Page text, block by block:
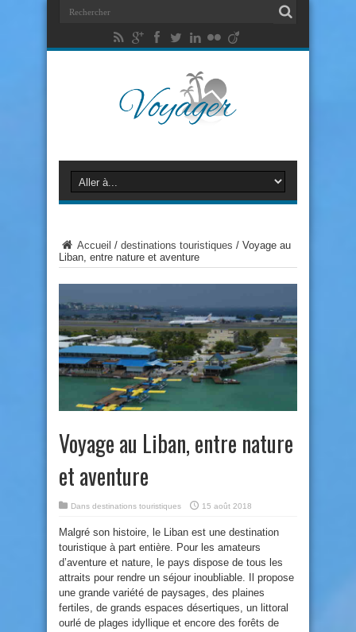
Accueil / destinations touristiques / Voyage au
Liban, entre nature et aventure
Voyage au Liban, entre nature
et aventure
Dans destinations touristiques 15 août 2018
Malgré son histoire, le Liban est une destination
touristique à part entière. Pour les amateurs
d’aventure et nature, le pays dispose de tous les
attraits pour rendre un séjour inoubliable. Il propose
une grande variété de paysages, des plaines
fertiles, de grands espaces désertiques, un littoral
ourlé de plages idyllique et encore des forêts de